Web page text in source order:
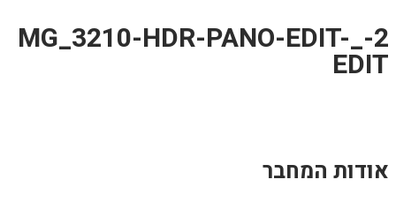
2-_MG_3210-HDR-PANO-EDIT-
EDIT
אודות המחבר